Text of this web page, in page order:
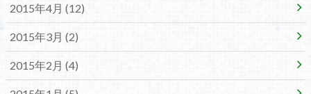
2015年4月 (12)
2015年3月 (2)
2015年2月 (4)